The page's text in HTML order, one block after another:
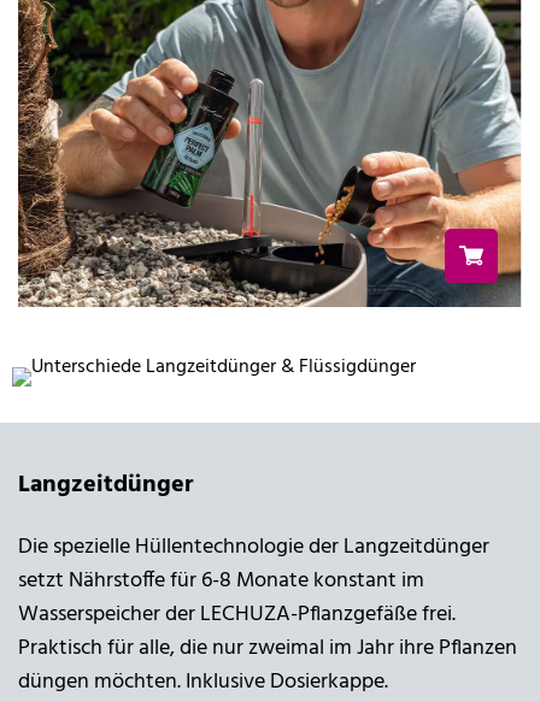
Langzeitdünger
Die spezielle Hüllentechnologie der Langzeitdünger
setzt Nährstoffe für 6-8 Monate konstant im
Wasserspeicher der LECHUZA-Pflanzgefäße frei.
Praktisch für alle, die nur zweimal im Jahr ihre Pflanzen
düngen möchten. Inklusive Dosierkappe.